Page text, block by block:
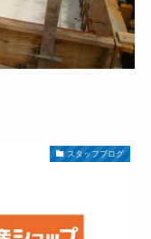
スタッフブログ